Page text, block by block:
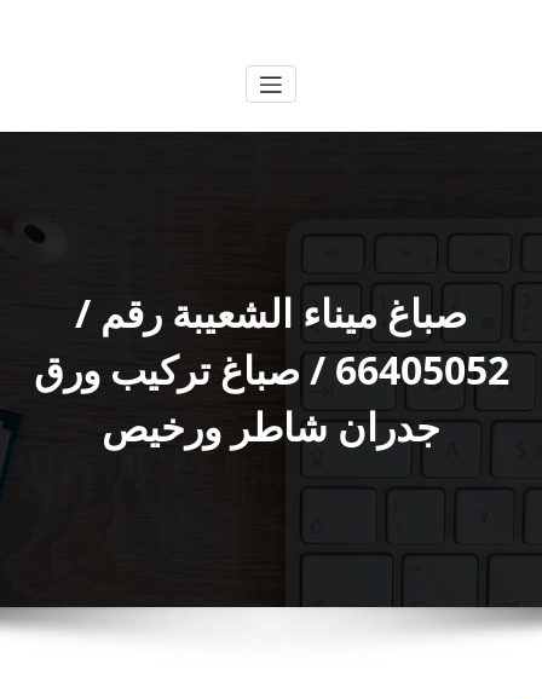
صباغ ميناء الشعيبة رقم /
66405052 / صباغ تركيب ورق
جدران شاطر ورخيص